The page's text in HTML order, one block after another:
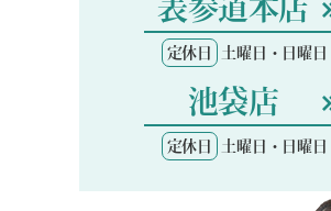
表参道本店
定休日 土曜日・日曜日
池袋店
定休日 土曜日・日曜日